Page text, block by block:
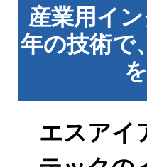
産業用イ
年の技術で
エスアイ